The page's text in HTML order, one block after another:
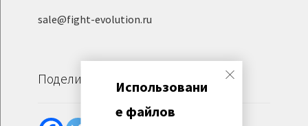
sale@fight-evolution.ru
Поделиться
Использовани
е файлов